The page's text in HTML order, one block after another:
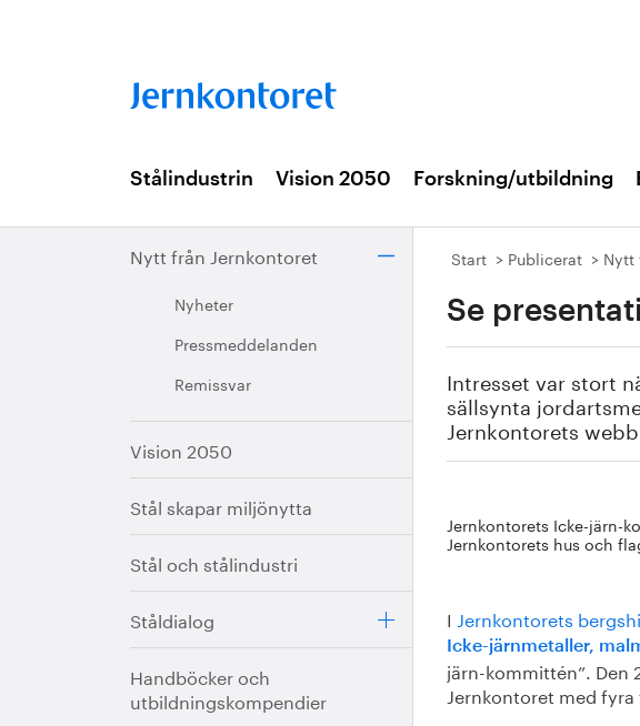
Stålindustrin Vision 2050 Forskning/utbildning
Nytt från Jernkontoret
Nyheter
Pressmeddelanden
Remissvar
Vision 2050
Stål skapar miljönytta
Stål och stålindustri
Ståldialog
Handböcker och
utbildningskompendier
Start Publicerat Nytt
Se
Intresset var stort
sällsynta
Jernkontorets
Jernkontorets Icke-järn-
Jernkontorets hus och
I Jernkontorets
Icke-järnmetaller,
järn-kommittén”. Den
Jernkontoret med